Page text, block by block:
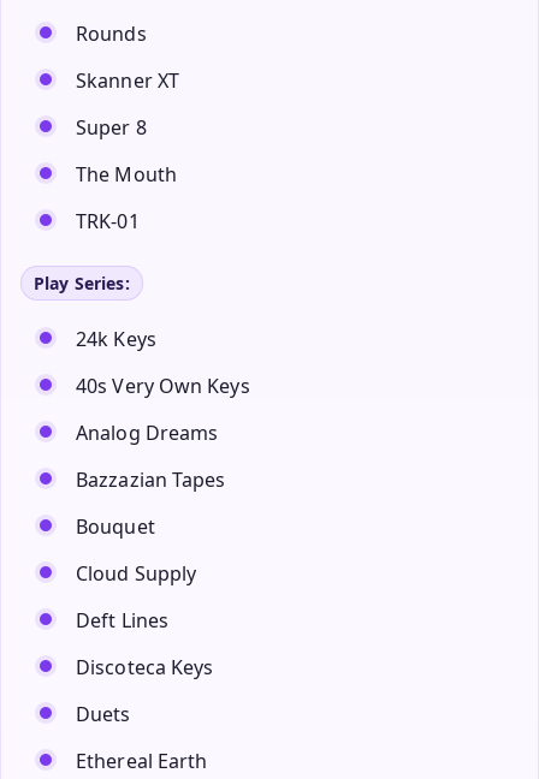
Rounds
Skanner XT
Super 8
The Mouth
TRK-01
Play Series:
24k Keys
40s Very Own Keys
Analog Dreams
Bazzazian Tapes
Bouquet
Cloud Supply
Deft Lines
Discoteca Keys
Duets
Ethereal Earth